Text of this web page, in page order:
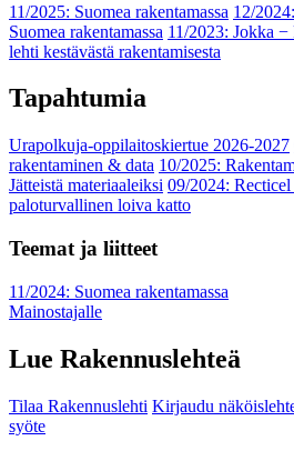
11/2025: Suomea rakentamassa 12/
Suomea rakentamassa 11/2023: Jokka −
lehti kestävästä rakentamisesta
Tapahtumia
Urapolkuja-oppilaitoskiertue 2026-2027
rakentaminen & data 10/2025:
Jätteistä materiaaleiksi 09/2024:
paloturvallinen loiva katto
Teemat ja liitteet
11/2024: Suomea rakentamassa
Mainostajalle
Lue Rakennuslehteä
Tilaa Rakennuslehti Kirjaudu
syöte